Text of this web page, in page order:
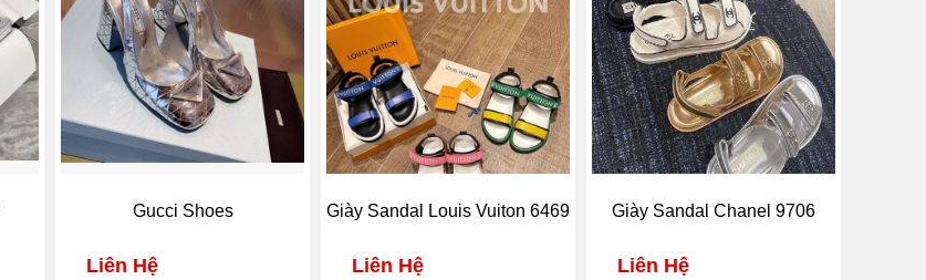
Gucci Shoes
Liên Hệ
Giày Sandal Louis Vuiton 6469
Liên Hệ
Giày Sandal Chanel 9706
Liên Hệ